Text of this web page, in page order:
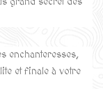
grand secret des
enchanteresses,
et finale à votre